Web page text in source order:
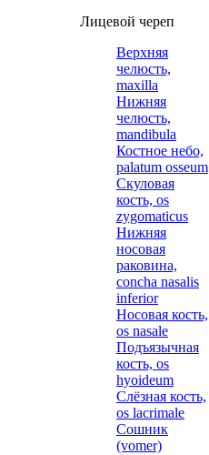
Лицевой череп
Верхняя
челюсть,
maxilla
Нижняя
челюсть,
mandibula
Костное небо,
palatum osseum
Скуловая
кость, os
zygomaticus
Нижняя
носовая
раковина,
concha nasalis
inferior
Носовая кость,
os nasale
Подъязычная
кость, os
hyoideum
Слёзная кость,
os lacrimale
Сошник
(vomer)